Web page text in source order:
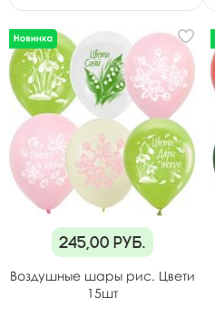
245,00 руб.
Воздушные шары рис. Цвети
15шт